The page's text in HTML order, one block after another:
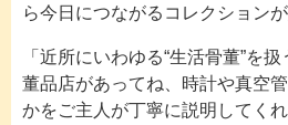
ら今日につながるコレクションが
「近所にいわゆる“生活骨董”を
董品店があってね、時計や真空
かをご主人が丁寧に説明してく